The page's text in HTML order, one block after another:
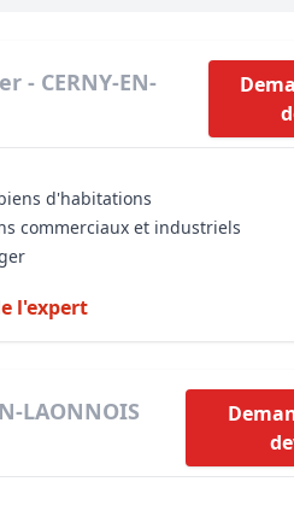
(PLU)
Biens
IA Pioneer®
Expertise pré-achat
- CERNY-EN-
d'habitations
commerciaux et industriels
l'expert
LAONNOIS